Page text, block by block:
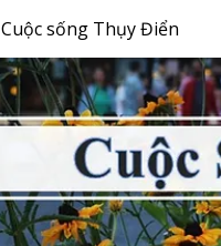
Cuộc sống Thụy Điển